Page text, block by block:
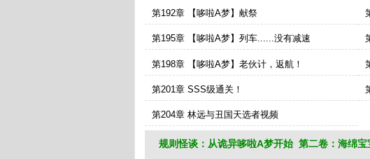
第192章 【哆啦A梦】献祭
第195章 【哆啦A梦】列车......没有减速
第198章 【哆啦A梦】老伙计，返航！
第201章 SSS级通关！
第204章 林远与丑国天选者视频
规则怪谈：从诡异哆啦A梦开始 第二卷：海绵宝